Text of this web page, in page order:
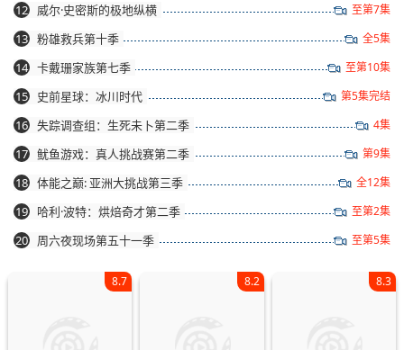
至第7集
12 威尔·史密斯的极地纵横
全5集
13 粉雄救兵第十季
至第10集
14 卡戴珊家族第七季
第5集完结
15 史前星球：冰川时代
4集
16 失踪调查组：生死未卜第二季
第9集
17 鱿鱼游戏：真人挑战赛第二季
全12集
18 体能之巅: 亚洲大挑战第三季
至第2集
19 哈利·波特：烘焙奇才第二季
至第5集
20 周六夜现场第五十一季
8.7 8.2 8.3